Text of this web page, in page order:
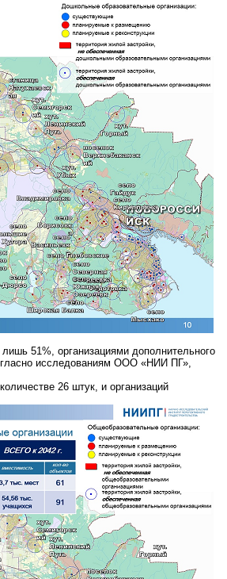
51%, организациями дополнительного
исследованиям ООО «НИИ ПГ»,
26 штук, и организаций